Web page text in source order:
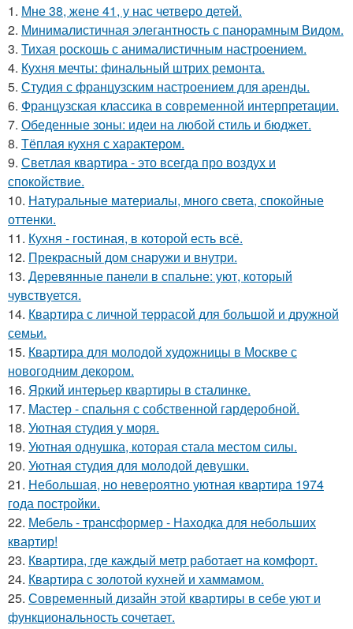
1. Мне 38, жене 41, у нас четверо детей.
2. Минималистичная элегантность с панорамным Видом.
3. Тихая роскошь с анималистичным настроением.
4. Кухня мечты: финальный штрих ремонта.
5. Студия с французским настроением для аренды.
6. Французская классика в современной интерпретации.
7. Обеденные зоны: идеи на любой стиль и бюджет.
8. Тёплая кухня с характером.
9. Светлая квартира - это всегда про воздух и
спокойствие.
10. Натуральные материалы, много света, спокойные
оттенки.
11. Кухня - гостиная, в которой есть всё.
12. Прекрасный дом снаружи и внутри.
13. Деревянные панели в спальне: уют, который
чувствуется.
14. Квартира с личной террасой для большой и дружной
семьи.
15. Квартира для молодой художницы в Москве с
новогодним декором.
16. Яркий интерьер квартиры в сталинке.
17. Мастер - спальня с собственной гардеробной.
18. Уютная студия у моря.
19. Уютная однушка, которая стала местом силы.
20. Уютная студия для молодой девушки.
21. Небольшая, но невероятно уютная квартира 1974
года постройки.
22. Мебель - трансформер - Находка для небольших
квартир!
23. Квартира, где каждый метр работает на комфорт.
24. Квартира с золотой кухней и хаммамом.
25. Современный дизайн этой квартиры в себе уют и
функциональность сочетает.